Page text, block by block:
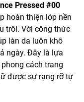
Pressed #00
hoàn thiện lớp nền
trôi. Với công thức
làn da luôn khô
ngày. Đây là lựa
cách trang
được sự rạng rỡ tự